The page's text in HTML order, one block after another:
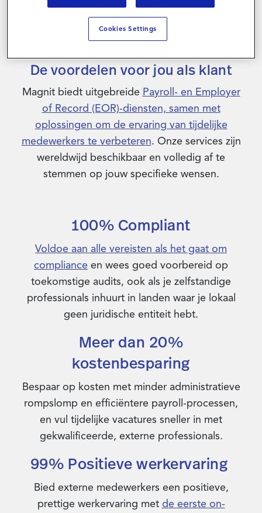
De voordelen voor jou als klant
Magnit biedt uitgebreide Payroll- en Employer
of Record (EOR)-diensten, samen met
oplossingen om de ervaring van tijdelijke
medewerkers te verbeteren. Onze services zijn
wereldwijd beschikbaar en volledig af te
stemmen op jouw specifieke wensen.
100% Compliant
Voldoe aan alle vereisten als het gaat om
compliance en wees goed voorbereid op
toekomstige audits, ook als je zelfstandige
professionals inhuurt in landen waar je lokaal
geen juridische entiteit hebt.
Meer dan 20%
kostenbesparing
Bespaar op kosten met minder administratieve
rompslomp en efficiëntere payroll-processen,
en vul tijdelijke vacatures sneller in met
gekwalificeerde, externe professionals.
99% Positieve werkervaring
Bied externe medewerkers een positieve,
prettige werkervaring met de eerste on-
Cookies Settings